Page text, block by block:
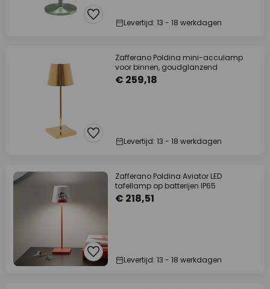
Levertijd: 13 - 18 werkdagen
Zafferano Poldina mini-acculamp
voor binnen, goudglanzend
€ 259,18
Levertijd: 13 - 18 werkdagen
Zafferano Poldina Aviator LED
tafellamp op batterijen IP65
€ 218,51
Levertijd: 13 - 18 werkdagen